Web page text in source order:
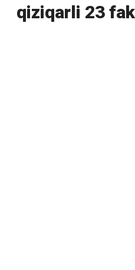
qiziqarli 23